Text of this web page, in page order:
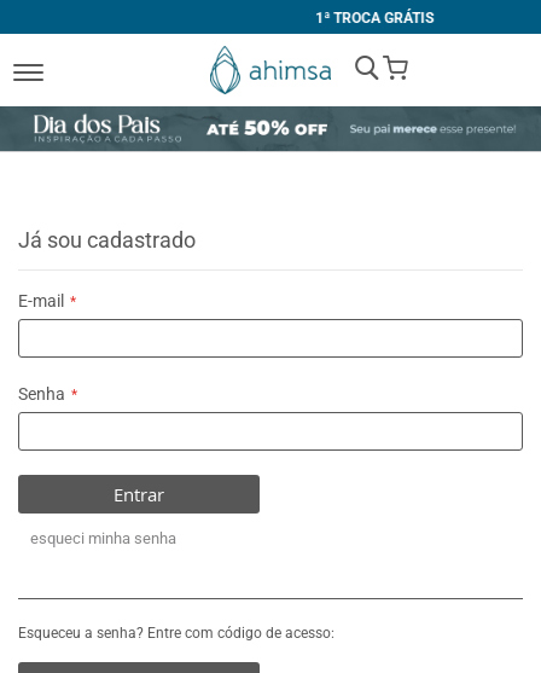
1ª TROCA GRÁTIS
My Cart
Já sou cadastrado
E-mail
Senha
Entrar
esqueci minha senha
Esqueceu a senha? Entre com código de acesso: